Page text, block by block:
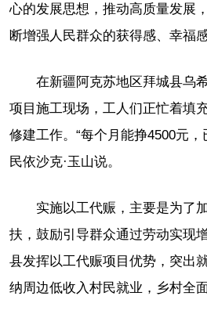
心的发展思想，推动高质量发展
断增强人民群众的获得感、幸福
在新疆阿克苏地区拜城县乌
项目施工现场，工人们正忙着填
修建工作。“每个月能挣4500元
民依沙克·玉山说。
实施以工代赈，主要是为了
扶，鼓励引导群众通过劳动实现
县发挥以工代赈项目优势，突出
纳周边低收入村民就业，乡村全